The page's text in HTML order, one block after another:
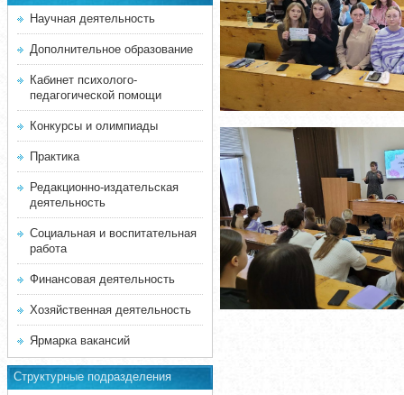
Научная деятельность
Дополнительное образование
Кабинет психолого-
педагогической помощи
Конкурсы и олимпиады
Практика
Редакционно-издательская
деятельность
Социальная и воспитательная
работа
Финансовая деятельность
Хозяйственная деятельность
Ярмарка вакансий
Структурные подразделения